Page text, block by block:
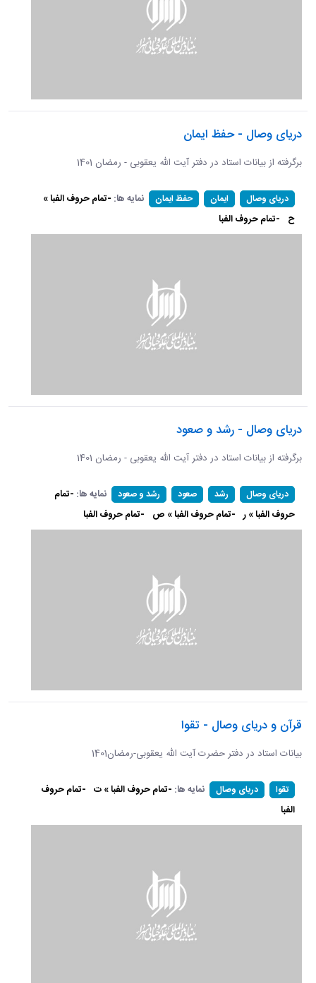
دریای وصال - حفظ ایمان
برگرفته از بیانات استاد در دفتر آیت الله یعقوبی - رمضان 1401
دریای وصال ایمان حفظ ایمان نمایه ها: -تمام حروف الفبا »
ح -تمام حروف الفبا
دریای وصال - رشد و صعود
برگرفته از بیانات استاد در دفتر آیت الله یعقوبی - رمضان 1401
دریای وصال رشد صعود رشد و صعود نمایه ها: -تمام
حروف الفبا » ر -تمام حروف الفبا » ص -تمام حروف الفبا
قرآن و دریای وصال - تقوا
بیانات استاد در دفتر حضرت آیت الله یعقوبی-رمضان1401
تقوا دریای وصال نمایه ها: -تمام حروف الفبا » ت -تمام حروف
الفبا